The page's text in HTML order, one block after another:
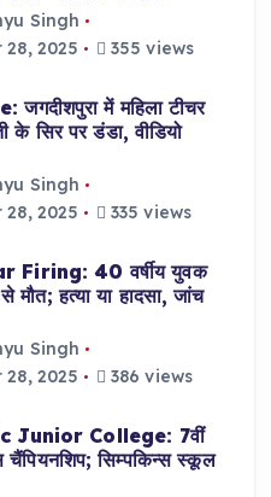
Singh
2025
355 views
में महिला टीचर
के सिर पर डंडा, वीडियो
Singh
2025
335 views
Firing: 40 वर्षीय युवक
मौत; हत्या या हादसा, जांच
Singh
2025
386 views
Junior College: 7वीं
चैंपियनशिप; सिम्पकिन्स स्कूल